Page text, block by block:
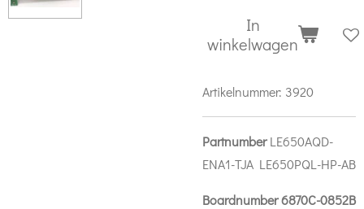
In
winkelwagen
Artikelnummer: 3920
PartnumberLE650AQD-
ENA1-TJA LE650PQL-HP-AB
Boardnumber 6870C-0852B